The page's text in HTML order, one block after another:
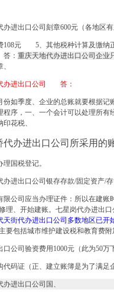
-
今日
行
办进出口公司刻章600元（各地
108元 5、其他税种计算及
： 重庆天地代办进出口公司企业
办进出口公司 答：
份如季度、企业的总账就要根据
程序，一、一个会计可以处理所
花税、
代办进出口公司所采用的
理国税登记。
办进出口公司银存存款/固定资产/存
限公司应当办理证件：所以在建
理、开始建账。 七星岗代办进出
天街代办进出口公司多数地区已开
要包括城市维护建设税和教育
口公司验资费用1000元（此为50万
代码证（正、建立账簿是为了满
办进出口公司国、